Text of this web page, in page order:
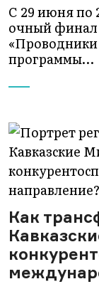
С 29 июня по
очный
«Проводники
программы…
Как